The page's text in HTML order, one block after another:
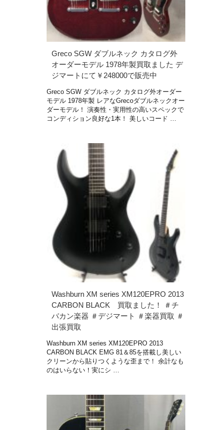
Greco SGW ダブルネック カタログ外
オーダーモデル 1978年製買取ました デ
ジマートにて￥248000で販売中
Greco SGW ダブルネック カタログ外オーダー
モデル 1978年製 レアなGrecoダブルネックオー
ダーモデル！ 演奏性・実用性の高いスペックで
コンディション良好な1本！ 美しいコード …
Washburn XM series XM120EPRO 2013
CARBON BLACK 買取ました！ ＃チ
バカン楽器 ＃デジマート ＃楽器買取 ＃
出張買取
Washburn XM series XM120EPRO 2013
CARBON BLACK EMG 81＆85を搭載し美しい
クリーンから貼りつくような歪まで！ 余計なも
のはいらない！実にシ …